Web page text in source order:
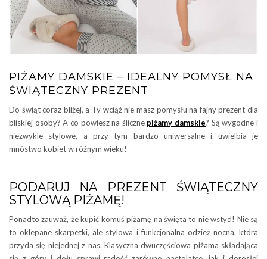
PIŻAMY DAMSKIE – IDEALNY POMYSŁ NA
ŚWIĄTECZNY PREZENT
Do świąt coraz bliżej, a Ty wciąż nie masz pomysłu na fajny prezent dla
bliskiej osoby? A co powiesz na śliczne piżamy damskie? Są wygodne i
niezwykle stylowe, a przy tym bardzo uniwersalne i uwielbia je
mnóstwo kobiet w różnym wieku!
PODARUJ NA PREZENT ŚWIĄTECZNY
STYLOWĄ PIŻAMĘ!
Ponadto zauważ, że kupić komuś piżamę na święta to nie wstyd! Nie są
to oklepane skarpetki, ale stylowa i funkcjonalna odzież nocna, która
przyda się niejednej z nas. Klasyczna dwuczęściowa piżama składająca